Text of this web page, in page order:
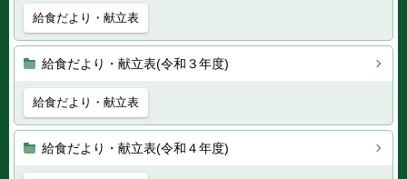
給食だより・献立表
給食だより・献立表(令和３年度)
給食だより・献立表
給食だより・献立表(令和４年度)